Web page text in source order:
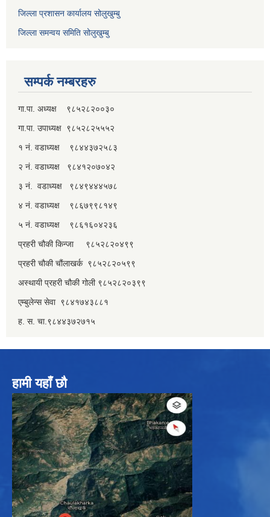
जिल्ला प्रशासन कार्यालय सोलुखुम्बु
जिल्ला समन्वय समिति सोलुखुम्बु
सम्पर्क नम्बरहरु
गा.पा. अध्यक्ष ९८५२८२००३०
गा.पा. उपाध्यक्ष ९८५२८२५५५२
१ नं. वडाध्यक्ष ९८४४३७२५८३
२ नं. वडाध्यक्ष ९८४१२०७०४२
३ नं. वडाध्यक्ष ९८४९४४४५७८
४ नं. वडाध्यक्ष ९८६७९९८१४९
५ नं. वडाध्यक्ष ९८६१६०४२३६
प्रहरी चौकी किन्जा ९८५२८२०४९९
प्रहरी चौकी चौंलाखर्क ९८५२८२०५९९
अस्थायी प्रहरी चौकी गोली ९८५२८२०३९९
एम्बुलेन्स सेवा ९८४१७४३८८१
ह. स. चा.९८४४३७२७१५
हामी यहाँ छौ